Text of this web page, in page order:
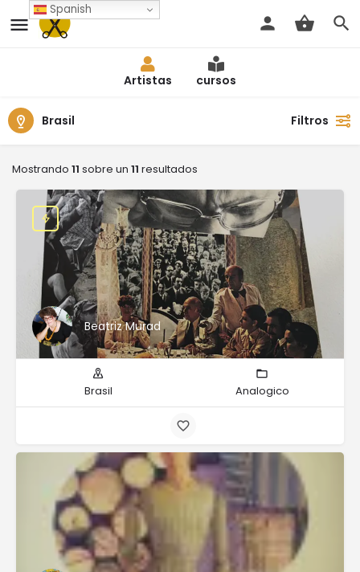
Artistas cursos
Brasil Filtros
Mostrando 11 sobre un 11 resultados
Beatriz Murad
Brasil Analogico
Spanish